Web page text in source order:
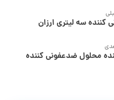
سه لیتری ارزان
محلول ضدعفونی کننده